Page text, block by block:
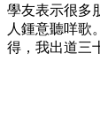
學友表示很多
人鍾意聽咩歌
得，我出道三